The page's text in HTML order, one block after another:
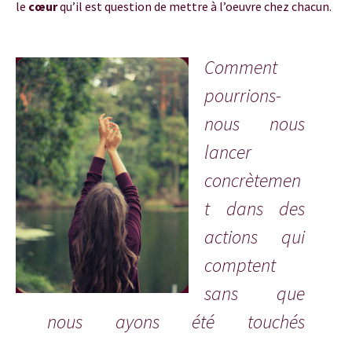
le cœurqu’il est question de mettre à l’oeuvre chez chacun.
Comment
pourrions-
nous nous
lancer
concrètemen
t dans des
actions qui
comptent
sans que
nous ayons été touchés